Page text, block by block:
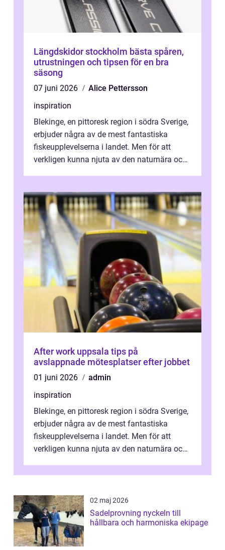
Längdskidor stockholm bästa spåren,
utrustningen och tipsen för en bra
säsong
07 juni 2026
Alice Pettersson
inspiration
Blekinge, en pittoresk region i södra Sverige,
erbjuder några av de mest fantastiska
fiskeupplevelserna i landet. Men för att
verkligen kunna njuta av den naturnära och
After work uppsala tips på
avslappnade mötesplatser efter jobbet
01 juni 2026
admin
inspiration
Blekinge, en pittoresk region i södra Sverige,
erbjuder några av de mest fantastiska
fiskeupplevelserna i landet. Men för att
verkligen kunna njuta av den naturnära och
02 maj 2026
Sadelprovning nyckeln till
hållbara och harmoniska ekipage